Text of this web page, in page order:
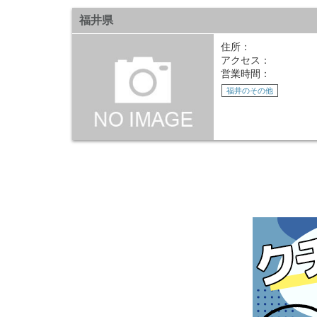
福井県
住所：
アクセス：
営業時間：
福井のその他